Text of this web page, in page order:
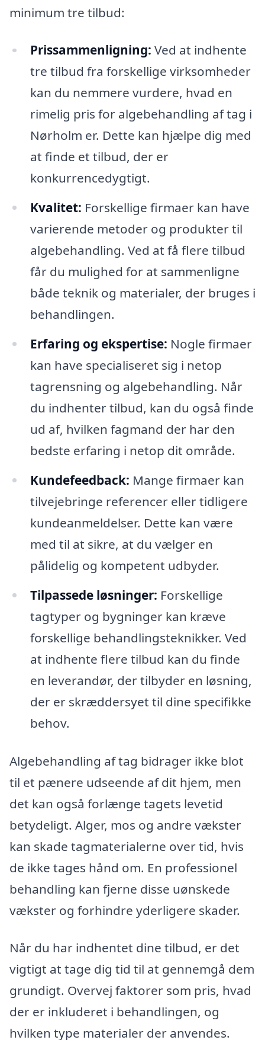
minimum tre tilbud:
Prissammenligning: Ved at indhente
tre tilbud fra forskellige virksomheder
kan du nemmere vurdere, hvad en
rimelig pris for algebehandling af tag i
Nørholm er. Dette kan hjælpe dig med
at finde et tilbud, der er
konkurrencedygtigt.
Kvalitet: Forskellige firmaer kan have
varierende metoder og produkter til
algebehandling. Ved at få flere tilbud
får du mulighed for at sammenligne
både teknik og materialer, der bruges i
behandlingen.
Erfaring og ekspertise: Nogle firmaer
kan have specialiseret sig i netop
tagrensning og algebehandling. Når
du indhenter tilbud, kan du også finde
ud af, hvilken fagmand der har den
bedste erfaring i netop dit område.
Kundefeedback: Mange firmaer kan
tilvejebringe referencer eller tidligere
kundeanmeldelser. Dette kan være
med til at sikre, at du vælger en
pålidelig og kompetent udbyder.
Tilpassede løsninger: Forskellige
tagtyper og bygninger kan kræve
forskellige behandlingsteknikker. Ved
at indhente flere tilbud kan du finde
en leverandør, der tilbyder en løsning,
der er skræddersyet til dine specifikke
behov.
Algebehandling af tag bidrager ikke blot
til et pænere udseende af dit hjem, men
det kan også forlænge tagets levetid
betydeligt. Alger, mos og andre vækster
kan skade tagmaterialerne over tid, hvis
de ikke tages hånd om. En professionel
behandling kan fjerne disse uønskede
vækster og forhindre yderligere skader.
Når du har indhentet dine tilbud, er det
vigtigt at tage dig tid til at gennemgå dem
grundigt. Overvej faktorer som pris, hvad
der er inkluderet i behandlingen, og
hvilken type materialer der anvendes.